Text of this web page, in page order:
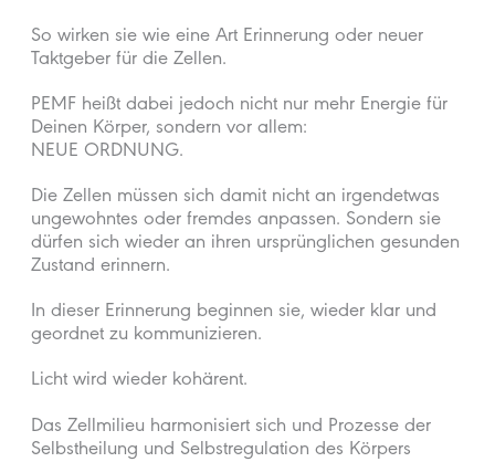
So wirken sie wie eine Art Erinnerung oder neuer
Taktgeber für die Zellen.
PEMF heißt dabei jedoch nicht nur mehr Energie für
Deinen Körper, sondern vor allem:
NEUE ORDNUNG.
Die Zellen müssen sich damit nicht an irgendetwas
ungewohntes oder fremdes anpassen. Sondern sie
dürfen sich wieder an ihren ursprünglichen gesunden
Zustand erinnern.
In dieser Erinnerung beginnen sie, wieder klar und
geordnet zu kommunizieren.
Licht wird wieder kohärent.
Das Zellmilieu harmonisiert sich und Prozesse der
Selbstheilung und Selbstregulation des Körpers